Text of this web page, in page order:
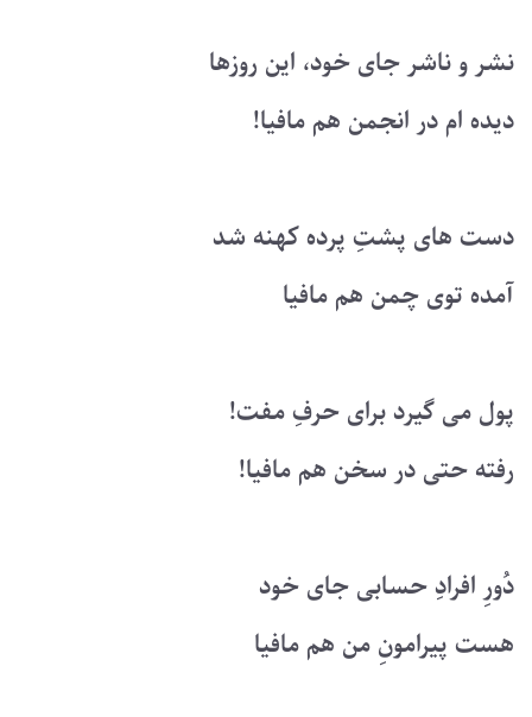
نشر و ناشر جای خود، این روزها
دیده ام در انجمن هم مافیا!
دست های پشتِ پرده کهنه شد
آمده توی چمن هم مافیا
پول می گیرد برای حرفِ مفت!
رفته حتی در سخن هم مافیا!
دُورِ افرادِ حسابی جای خود
هست پیرامونِ من هم مافیا